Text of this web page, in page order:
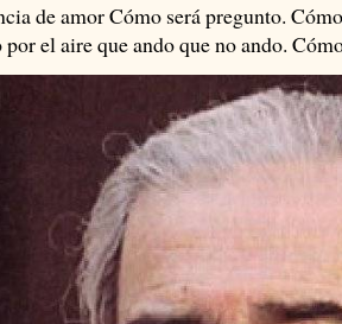
de amor Cómo será pregunto.
el aire que ando que no ando.